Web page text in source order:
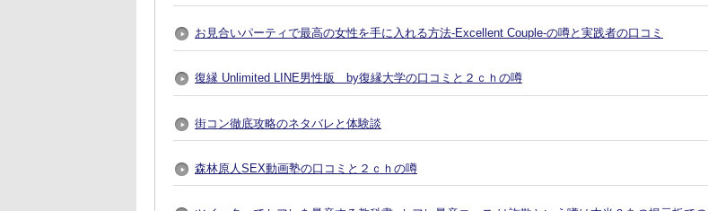
お見合いパーティで最高の女性を手に入れる方法-Excellent Couple-の噂と実践者の口コミ
復縁 Unlimited LINE男性版 by復縁大学の口コミと２ｃｈの噂
街コン徹底攻略のネタバレと体験談
森林原人SEX動画塾の口コミと２ｃｈの噂